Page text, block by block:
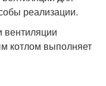
реализации.
котлом выполняет